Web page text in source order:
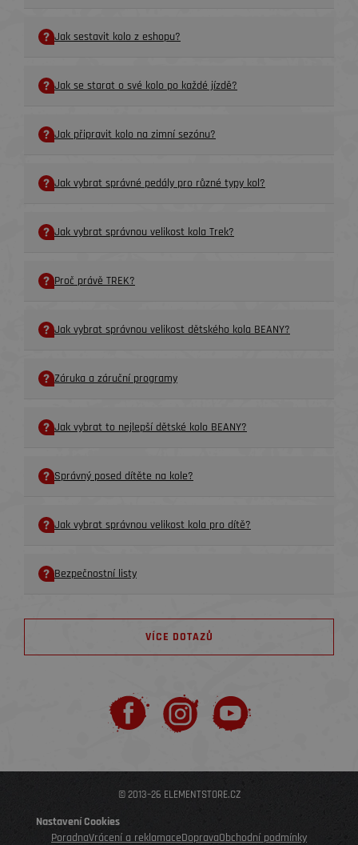
Jak sestavit kolo z eshopu?
Jak se starat o své kolo po každé jízdě?
Jak připravit kolo na zimní sezónu?
Jak vybrat správné pedály pro různé typy kol?
Jak vybrat správnou velikost kola Trek?
Proč právě TREK?
Jak vybrat správnou velikost dětského kola BEANY?
Záruka a záruční programy
Jak vybrat to nejlepší dětské kolo BEANY?
Správný posed dítěte na kole?
Jak vybrat správnou velikost kola pro dítě?
Bezpečnostní listy
VÍCE DOTAZŮ
© 2013–26 ELEMENTSTORE.CZ
Nastavení Cookies
PoradnaVrácení a reklamaceDopravaObchodní podmínky